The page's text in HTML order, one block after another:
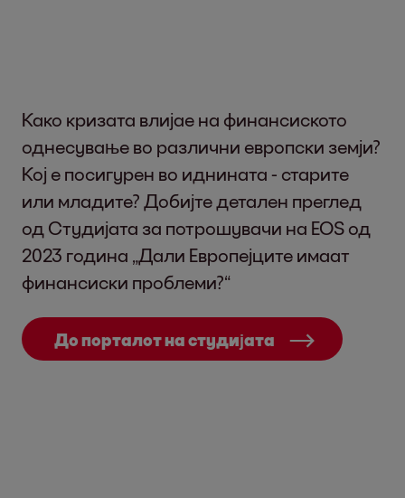
Како кризата влијае на финансиското
однесување во различни европски земји?
Кој е посигурен во иднината - старите
или младите? Добијте детален преглед
од Студијата за потрошувачи на EOS од
2023 година „Дали Европејците имаат
финансиски проблеми?“
До порталот на студијата